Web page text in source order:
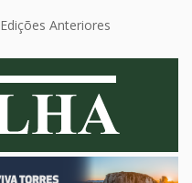
Edições Anteriores